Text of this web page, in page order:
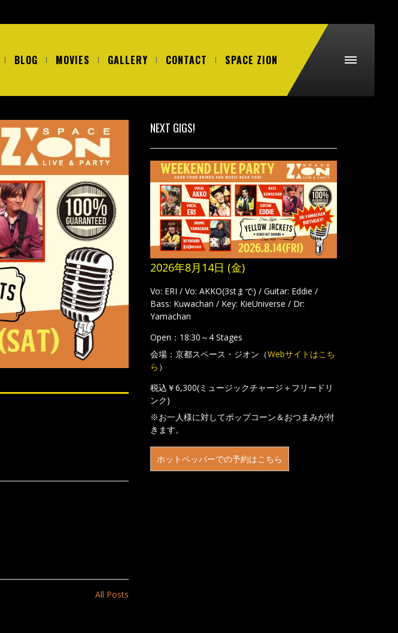
BLOG MOVIES GALLERY CONTACT SPACE ZION
All Posts
NEXT GIGS!
2026年8月14日 (金)
Vo: ERI / Vo: AKKO(3stまで) / Guitar: Eddie /
Bass: Kuwachan / Key: KieUniverse / Dr:
Yamachan
Open：18:30～4 Stages
会場：京都スペース・ジオン（Webサイトはこち
ら ）
税込￥6,300(ミュージックチャージ＋フリードリ
ンク)
※お一人様に対してポップコーン＆おつまみが付
きます。
ホットペッパーでの予約はこちら